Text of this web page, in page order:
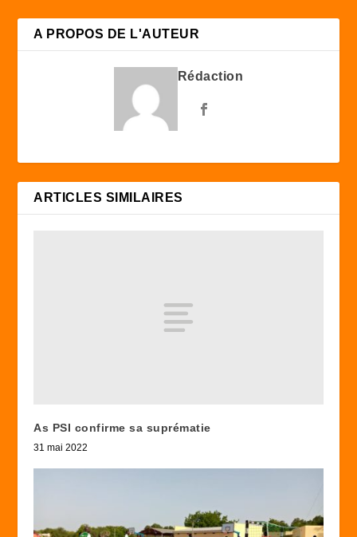
A PROPOS DE L'AUTEUR
Rédaction
ARTICLES SIMILAIRES
As PSI confirme sa suprématie
31 mai 2022